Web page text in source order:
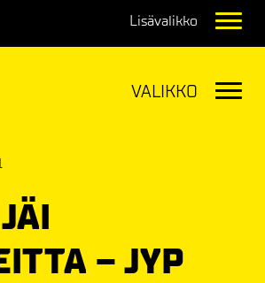
– JYP